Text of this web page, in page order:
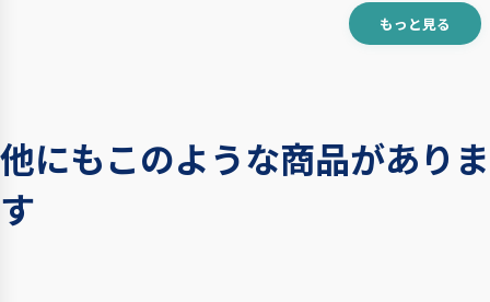
もっと見る
他にもこのような商品がありま
す